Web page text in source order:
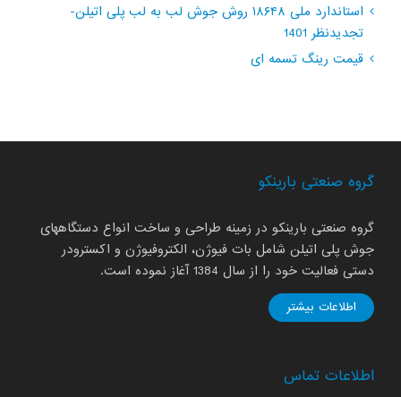
استاندارد ملی ۱۸۶۴۸ روش جوش لب به لب پلی اتیلن-
تجدیدنظر 1401
قیمت رینگ تسمه ای
گروه صنعتی بارینکو
گروه صنعتی بارینکو در زمینه طراحی و ساخت انواع دستگاههای
جوش پلی اتیلن شامل بات فیوژن، الکتروفیوژن و اکسترودر
دستی فعالیت خود را از سال 1384 آغاز نموده است.
اطلاعات بیشتر
اطلاعات تماس